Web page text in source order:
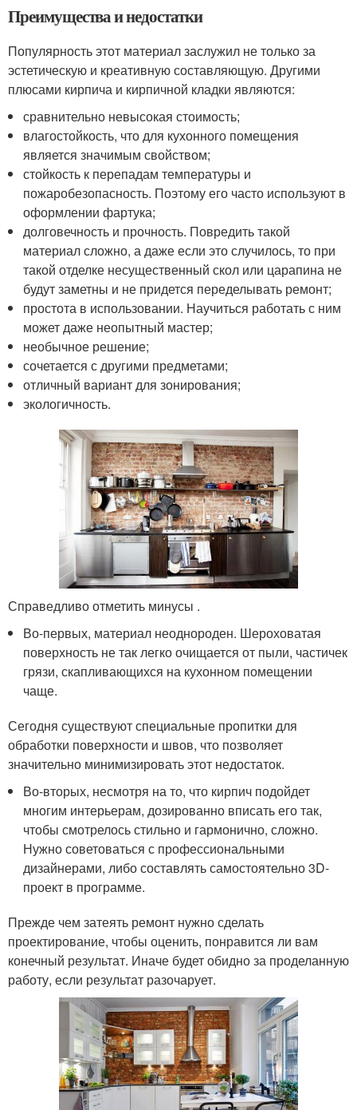
Преимущества и недостатки
Популярность этот материал заслужил не только за
эстетическую и креативную составляющую. Другими
плюсами кирпича и кирпичной кладки являются:
сравнительно невысокая стоимость;
влагостойкость, что для кухонного помещения
является значимым свойством;
стойкость к перепадам температуры и
пожаробезопасность. Поэтому его часто используют в
оформлении фартука;
долговечность и прочность. Повредить такой
материал сложно, а даже если это случилось, то при
такой отделке несущественный скол или царапина не
будут заметны и не придется переделывать ремонт;
простота в использовании. Научиться работать с ним
может даже неопытный мастер;
необычное решение;
сочетается с другими предметами;
отличный вариант для зонирования;
экологичность.
Справедливо отметить минусы .
Во-первых, материал неоднороден. Шероховатая
поверхность не так легко очищается от пыли, частичек
грязи, скапливающихся на кухонном помещении
чаще.
Сегодня существуют специальные пропитки для
обработки поверхности и швов, что позволяет
значительно минимизировать этот недостаток.
Во-вторых, несмотря на то, что кирпич подойдет
многим интерьерам, дозированно вписать его так,
чтобы смотрелось стильно и гармонично, сложно.
Нужно советоваться с профессиональными
дизайнерами, либо составлять самостоятельно 3D-
проект в программе.
Прежде чем затеять ремонт нужно сделать
проектирование, чтобы оценить, понравится ли вам
конечный результат. Иначе будет обидно за проделанную
работу, если результат разочарует.